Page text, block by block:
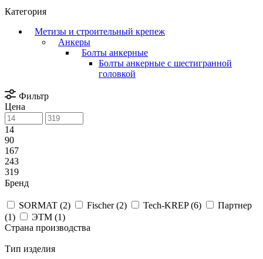
Категория
Метизы и строительный крепеж
Анкеры
Болты анкерные
Болты анкерные с шестигранной
головкой
Фильтр
Цена
14
90
167
243
319
Бренд
SORMAT (2) Fischer (2) Tech-KREP (6)
Партнер
(1) ЭТМ (1)
Страна производства
Тип изделия